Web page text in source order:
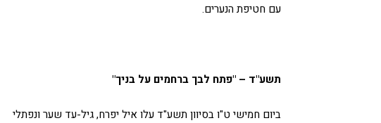
עם חטיפת הנערים.
תשע"ד – "פתח לבך ברחמים על בניך"
ביום חמישי ט"ו בסיוון תשע"ד עלו איל יפרח, גיל-עד שער ונפתלי